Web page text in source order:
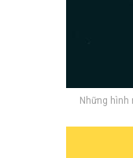
Những